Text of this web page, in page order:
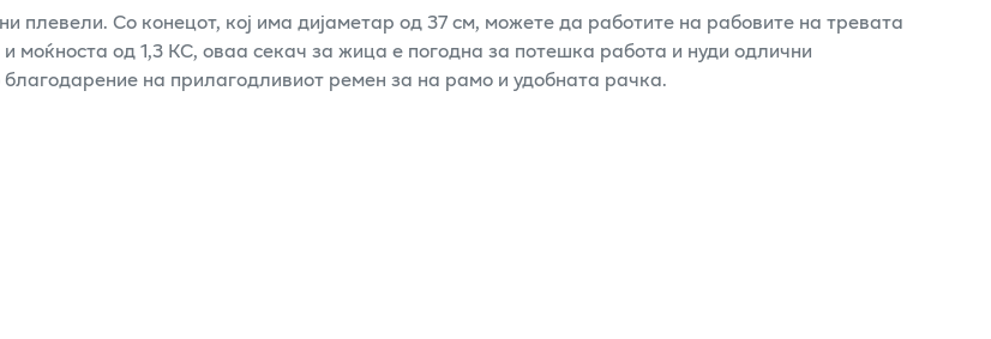
плевели. Со конецот, кој има дијаметар од 37 см, можете да работите на рабовите на тревата
моќноста од 1,3 КС, оваа секач за жица е погодна за потешка работа и нуди одлични
на прилагодливиот ремен за на рамо и удобната рачка.